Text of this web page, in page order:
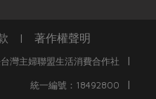
| 著作權聲明
灣主婦聯盟生活消費合作社 |
統一編號：18492800 |